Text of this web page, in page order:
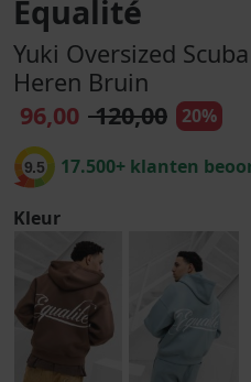
Equalité
Yuki Oversized
Heren Bruin
96,00 120,00 20%
9.5 17.500+ klanten
Kleur